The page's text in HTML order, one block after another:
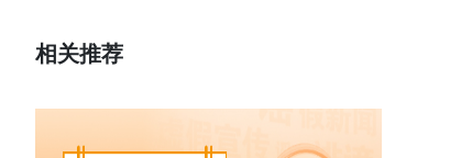
相关推荐